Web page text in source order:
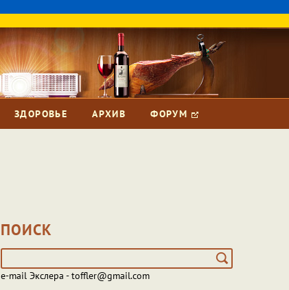
ЗДОРОВЬЕ АРХИВ ФОРУМ
ПОИСК
e-mail Экслера - toffler@gmail.com